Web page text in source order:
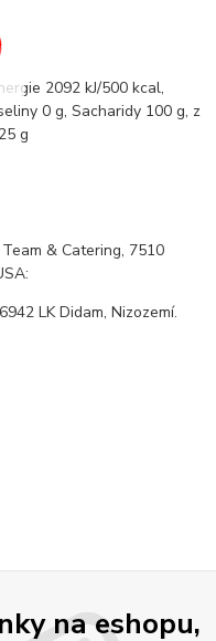
2092 kJ/500 kcal,
0 g, Sacharidy 100 g, z
g
& Catering, 7510
LK Didam, Nizozemí.
na eshopu,